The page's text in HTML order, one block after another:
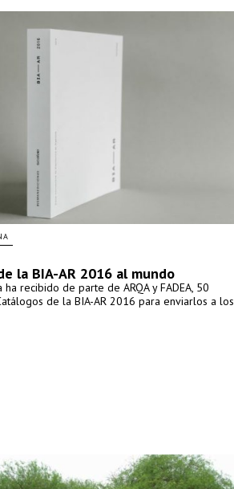
la BIA-AR 2016 al mundo
recibido de parte de ARQA y FADEA, 50
de la BIA-AR 2016 para enviarlos a los